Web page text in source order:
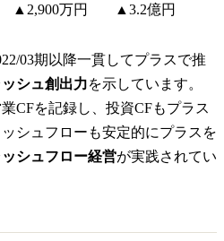
▲2,900万円 ▲3.2億円
03期以降一貫してプラスで推
シュ創出力を示しています。
CFを記録し、投資CFもプラス
シュフローも安定的にプラスを
シュフロー経営が実践されてい